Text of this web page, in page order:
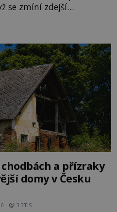
se zmíní zdejší
sadu pomerančovníků.
lidí ročně. A ač je
z
a přízraky
domy v Česku
3.3TIS